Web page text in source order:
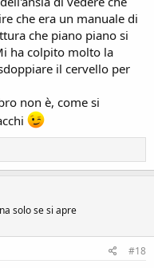
che era un manuale di
che piano piano si
ha colpito molto la
il cervello per
non è, come si
solo se si apre
#18